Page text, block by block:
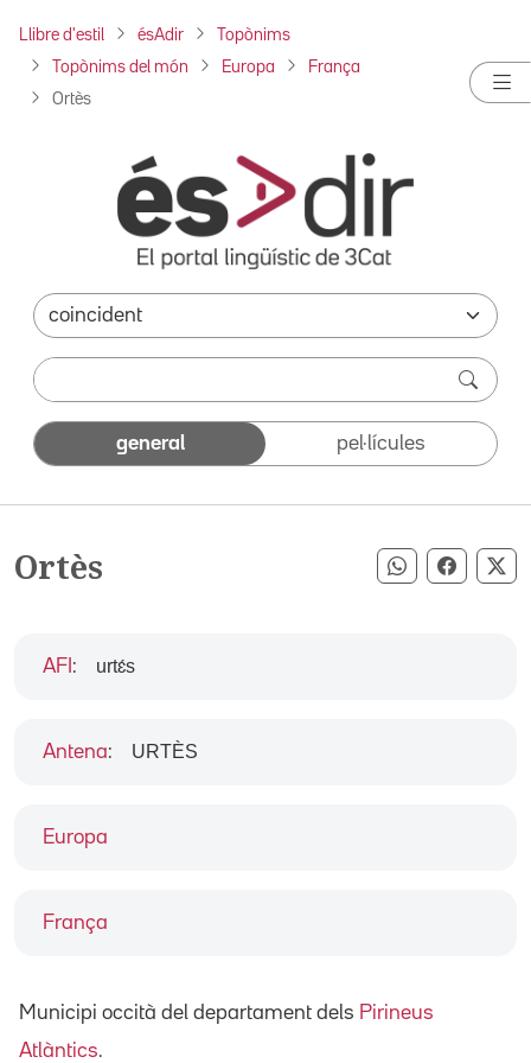
Llibre d'estil ésAdir Topònims
Topònims del món Europa França
Ortès
general pel·lícules
Ortès Compartir
Europa
França
AFI : urtɛ́s
Antena: URTÈS
Municipi occità del departament dels Pirineus
Atlàntics.